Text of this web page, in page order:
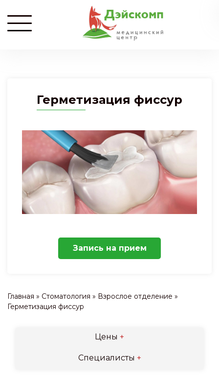
Герметизация фиссур
Запись на прием
Главная » Стоматология » Взрослое отделение »
Герметизация фиссур
Цены +
Специалисты +